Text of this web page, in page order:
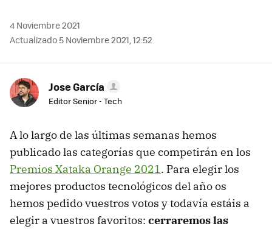
4 Noviembre 2021
Actualizado 5 Noviembre 2021, 12:52
Jose García
Editor Senior - Tech
A lo largo de las últimas semanas hemos
publicado las categorías que competirán en los
Premios Xataka Orange 2021. Para elegir los
mejores productos tecnológicos del año os
hemos pedido vuestros votos y todavía estáis a
elegir a vuestros favoritos: cerraremos las